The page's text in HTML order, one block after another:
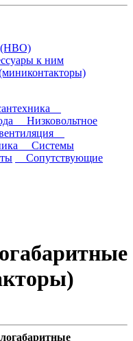
(НВО)
к ним
Низковольтное
Системы
Сопутствующие